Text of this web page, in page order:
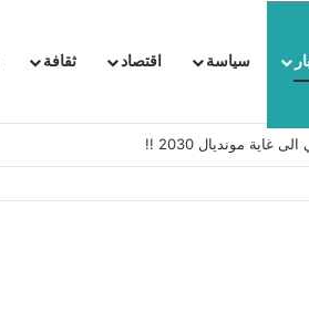
سياسة اقتصاد ثقافة
احتجاجا شديد اللهجة !!